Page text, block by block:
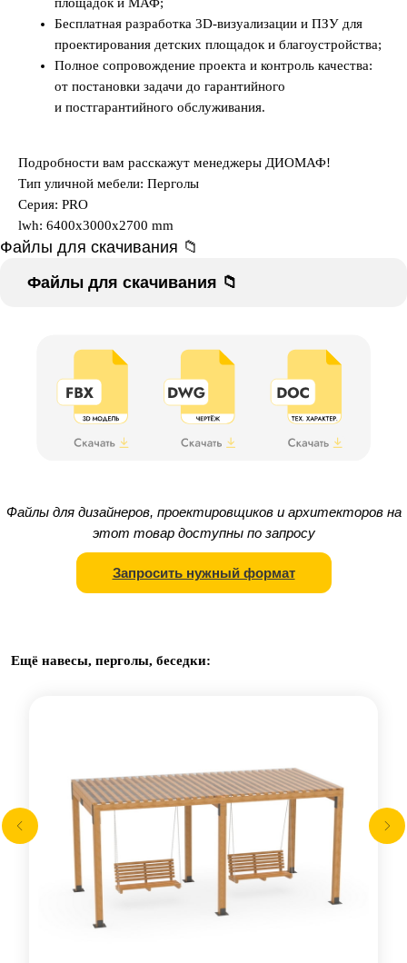
Бесплатная разработка 3D-визуализации и ПЗУ для
проектирования детских площадок и благоустройства;
Полное сопровождение проекта и контроль качества:
от постановки задачи до гарантийного
и постгарантийного обслуживания.
Подробности вам расскажут менеджеры ДИОМАФ!
Тип уличной мебели: Перголы
Серия: PRO
lwh: 6400x3000x2700 mm
Файлы для скачивания 📁
Файлы для скачивания 📁
Файлы для дизайнеров, проектировщиков и архитекторов на
этот товар доступны по запросу
Запросить нужный формат
Ещё навесы, перголы, беседки: